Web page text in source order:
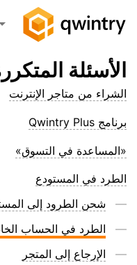
الأسئلة
الشراء من متاجر الإنترنت
برنامج Qwintry Plus
«المساعدة في التسوق»
الطرد في المستودع
شحن الطرود إلى
الطرد في الحساب
الإرجاع إلى المتجر